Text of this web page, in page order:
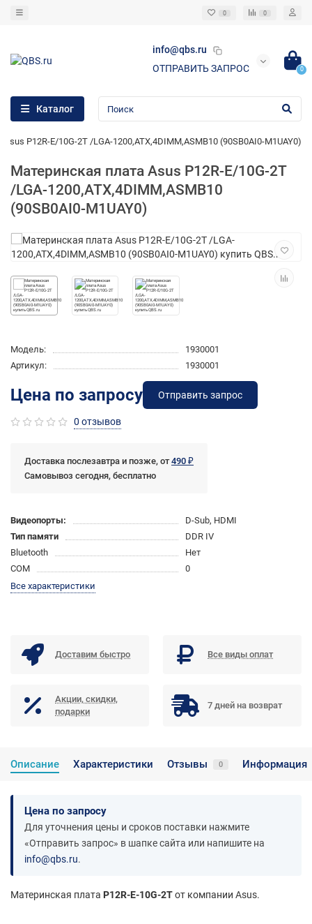
0 0
info@qbs.ru
ОТПРАВИТЬ ЗАПРОС
0
Каталог
P12R-E/10G-2T /LGA-1200,ATX,4DIMM,ASMB10 (90SB0AI0-M1UAY0)
Материнская плата Asus P12R-E/10G-2T
/LGA-1200,ATX,4DIMM,ASMB10
(90SB0AI0-M1UAY0)
Модель:
1930001
Артикул:
1930001
Цена по запросу Отправить запрос
0 отзывов
Доставка послезавтра и позже, от490 ₽
Самовывоз сегодня, бесплатно
Видеопорты:
D-Sub, HDMI
Тип памяти
DDR IV
Bluetooth
Нет
COM
0
Все характеристики
Доставим быстро Все виды оплат
Акции, скидки,
подарки
7 дней на возврат
Описание Характеристики Отзывы 0 Информация
Цена по запросу
Для уточнения цены и сроков поставки нажмите
«Отправить запрос» в шапке сайта или напишите на
info@qbs.ru.
Материнская плата P12R-E-10G-2Tот компании Asus.